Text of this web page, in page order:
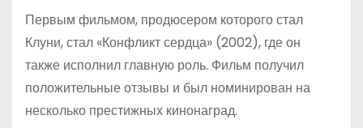
Первым фильмом, продюсером которого стал
Клуни, стал «Конфликт сердца» (2002), где он
также исполнил главную роль. Фильм получил
положительные отзывы и был номинирован на
несколько престижных кинонаград.